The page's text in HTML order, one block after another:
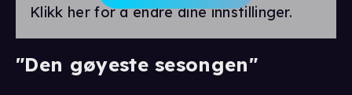
Klikk her for å endre dine innstillinger.
"Den gøyeste sesongen"